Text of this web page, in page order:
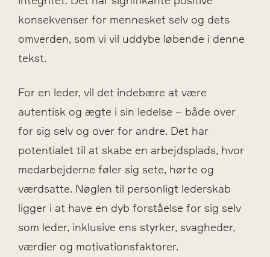
konsekvenser for mennesket selv og dets
omverden, som vi vil uddybe løbende i denne
tekst.
For en leder, vil det indebære at være
autentisk og ægte i sin ledelse – både over
for sig selv og over for andre. Det har
potentialet til at skabe en arbejdsplads, hvor
medarbejderne føler sig sete, hørte og
værdsatte. Nøglen til personligt lederskab
ligger i at have en dyb forståelse for sig selv
som leder, inklusive ens styrker, svagheder,
værdier og motivationsfaktorer.